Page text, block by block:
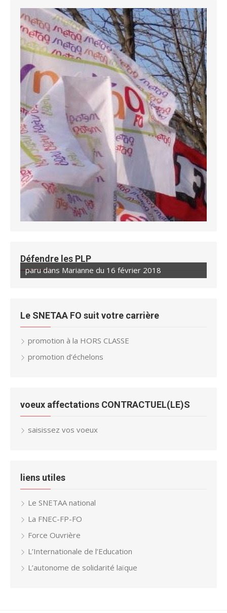
Défendre les PLP
paru dans Marianne du 16 février 2018
Le SNETAA FO suit votre carrière
promotion à la HORS CLASSE
promotion d’échelons
voeux affectations CONTRACTUEL(LE)S
saisissez vos voeux
liens utiles
Le SNETAA national
La FNEC-FP-FO
Force Ouvrière
L’Internationale de l’Education
L’autonome de solidarité laïque